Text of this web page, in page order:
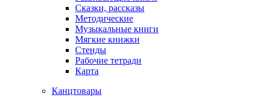
Сказки, рассказы
Методические
Музыкальные книги
Мягкие книжки
Стенды
Рабочие тетради
Карта
Канцтовары